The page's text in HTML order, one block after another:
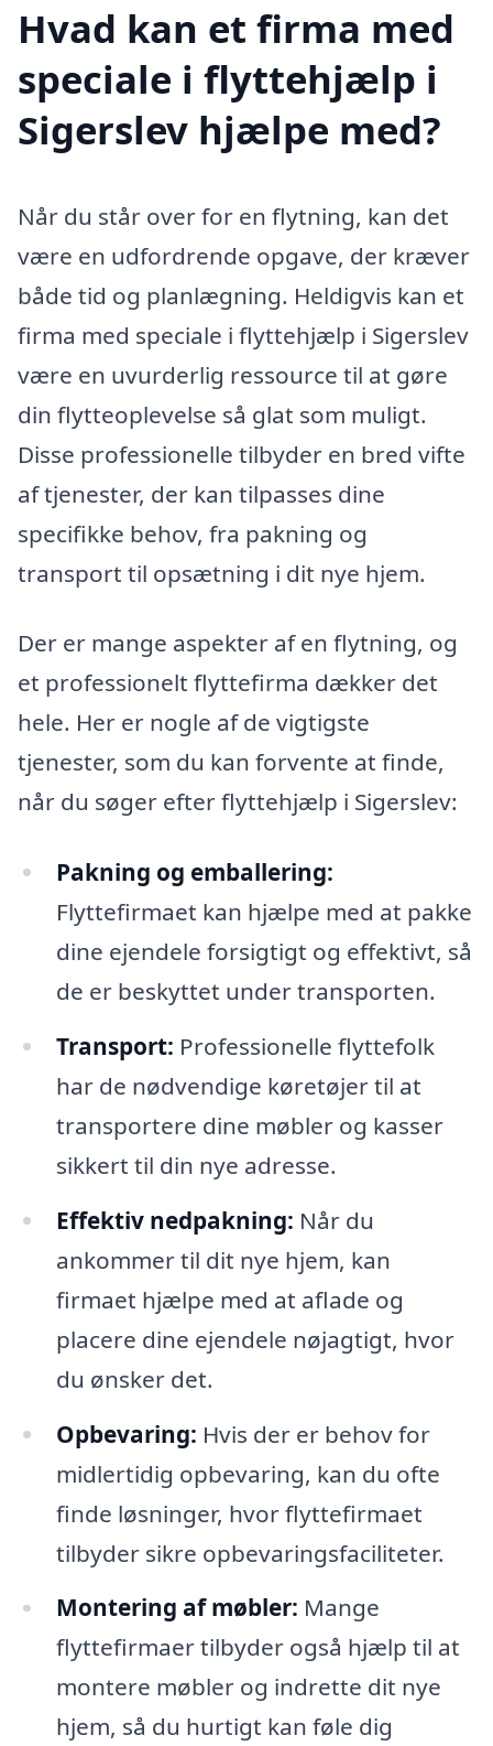
Hvad kan et firma med
speciale i flyttehjælp i
Sigerslev hjælpe med?
Når du står over for en flytning, kan det
være en udfordrende opgave, der kræver
både tid og planlægning. Heldigvis kan et
firma med speciale i flyttehjælp i Sigerslev
være en uvurderlig ressource til at gøre
din flytteoplevelse så glat som muligt.
Disse professionelle tilbyder en bred vifte
af tjenester, der kan tilpasses dine
specifikke behov, fra pakning og
transport til opsætning i dit nye hjem.
Der er mange aspekter af en flytning, og
et professionelt flyttefirma dækker det
hele. Her er nogle af de vigtigste
tjenester, som du kan forvente at finde,
når du søger efter flyttehjælp i Sigerslev:
Pakning og emballering:
Flyttefirmaet kan hjælpe med at pakke
dine ejendele forsigtigt og effektivt, så
de er beskyttet under transporten.
Transport: Professionelle flyttefolk
har de nødvendige køretøjer til at
transportere dine møbler og kasser
sikkert til din nye adresse.
Effektiv nedpakning: Når du
ankommer til dit nye hjem, kan
firmaet hjælpe med at aflade og
placere dine ejendele nøjagtigt, hvor
du ønsker det.
Opbevaring: Hvis der er behov for
midlertidig opbevaring, kan du ofte
finde løsninger, hvor flyttefirmaet
tilbyder sikre opbevaringsfaciliteter.
Montering af møbler: Mange
flyttefirmaer tilbyder også hjælp til at
montere møbler og indrette dit nye
hjem, så du hurtigt kan føle dig